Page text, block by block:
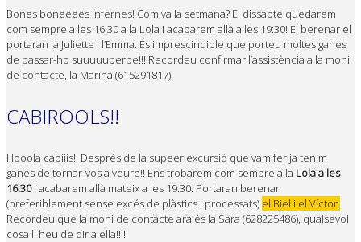
Bones boneeees infernes! Com va la setmana? El dissabte quedarem
com sempre a les 16:30 a la Lola i acabarem allà a les 19:30! El berenar el
portaran la Juliette i l’Emma. És imprescindible que porteu moltes ganes
de passar-ho suuuuuperbe!!! Recordeu confirmar l’assistència a la moni
de contacte, la Marina (615291817).
CABIROOLS!!
Hooola cabiiis!! Després de la supeer excursió que vam fer ja tenim
ganes de tornar-vos a veure!! Ens trobarem com sempre a la Lola a les
16:30i acabarem allà mateix a les 19:30. Portaran berenar
(preferiblement sense excés de plàstics i processats) el Biel i el Víctor.
Recordeu que la moni de contacte ara és la Sara (628225486), qualsevol
cosa li heu de dir a ella!!!!